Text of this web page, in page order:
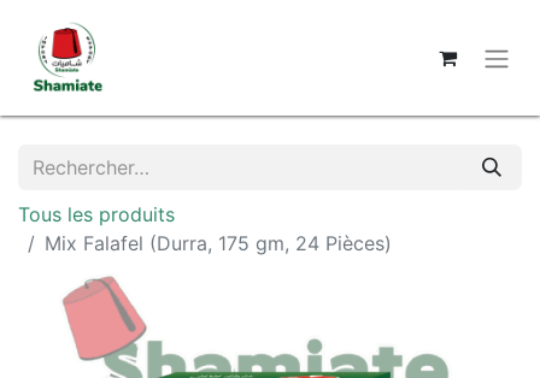
Tous les produits
Mix Falafel (Durra, 175 gm, 24 Pièces)